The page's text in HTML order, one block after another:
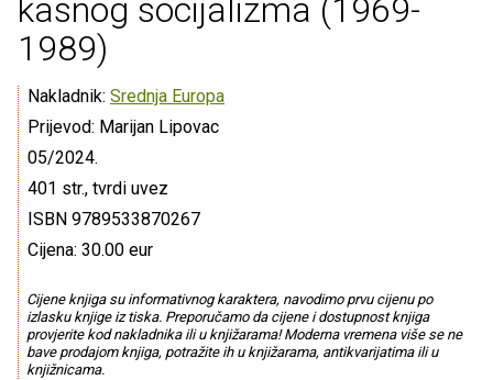
kasnog socijalizma (1969-
1989)
Nakladnik: Srednja Europa
Prijevod: Marijan Lipovac
05/2024.
401 str., tvrdi uvez
ISBN 9789533870267
Cijena: 30.00 eur
Cijene knjiga su informativnog karaktera, navodimo prvu cijenu po
izlasku knjige iz tiska. Preporučamo da cijene i dostupnost knjiga
provjerite kod nakladnika ili u knjižarama! Moderna vremena više se ne
bave prodajom knjiga, potražite ih u knjižarama, antikvarijatima ili u
knjižnicama.